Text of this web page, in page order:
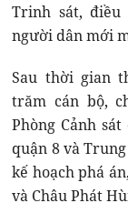
Trinh sát,
người dân mới
Sau thời gian
trăm cán bộ,
Phòng Cảnh
quận 8 và
kế hoạch phá
và Châu Phát